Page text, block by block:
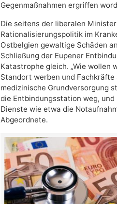
Gegenmaßnahmen ergriffen
Die seitens der liberalen
Rationalisierungspolitik im
Ostbelgien gewaltige Schäden
Schließung der Eupener
Katastrophe gleich. „Wie wollen
Standort werben und Fachkräfte
medizinische Grundversorgung
die Entbindungsstation weg,
Dienste wie etwa die
Abgeordnete.